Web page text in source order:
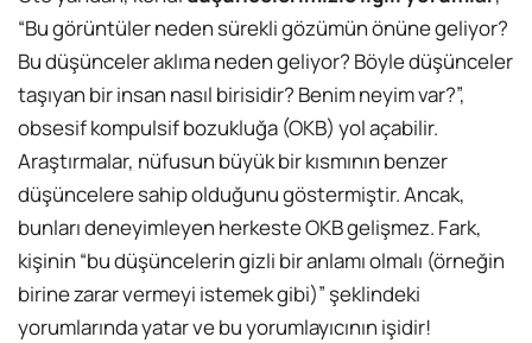
“Bu görüntüler neden sürekli gözümün önüne geliyor?
Bu düşünceler aklıma neden geliyor? Böyle düşünceler
taşıyan bir insan nasıl birisidir? Benim neyim var?”,
obsesif kompulsif bozukluğa (OKB) yol açabilir.
Araştırmalar, nüfusun büyük bir kısmının benzer
düşüncelere sahip olduğunu göstermiştir. Ancak,
bunları deneyimleyen herkeste OKB gelişmez. Fark,
kişinin “bu düşüncelerin gizli bir anlamı olmalı (örneğin
birine zarar vermeyi istemek gibi)” şeklindeki
yorumlarında yatar ve bu yorumlayıcının işidir!